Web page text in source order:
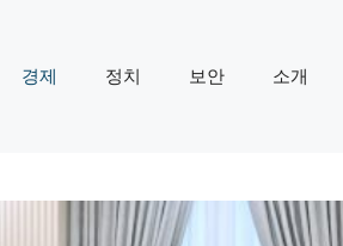
경제 정치 보안 소개